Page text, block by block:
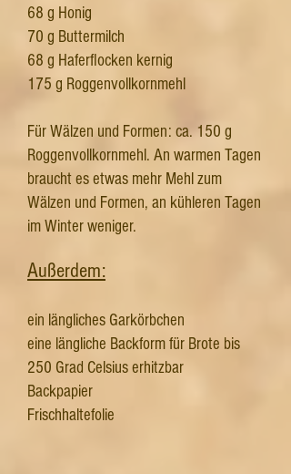
68 g Honig
70 g Buttermilch
68 g Haferflocken kernig
175 g Roggenvollkornmehl
Für Wälzen und Formen: ca. 150 g
Roggenvollkornmehl. An warmen Tagen
braucht es etwas mehr Mehl zum
Wälzen und Formen, an kühleren Tagen
im Winter weniger.
Außerdem:
ein längliches Garkörbchen
eine längliche Backform für Brote bis
250 Grad Celsius erhitzbar
Backpapier
Frischhaltefolie